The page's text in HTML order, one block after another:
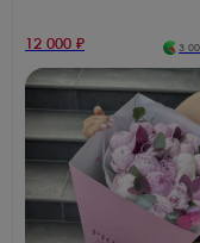
12 000 ₽ 3